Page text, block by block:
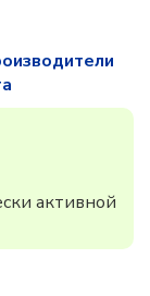
активной